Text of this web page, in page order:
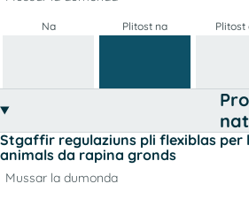
Na Plitost na Plitost
Stgaffir regulaziuns pli flexiblas per
animals da rapina gronds
Mussar la dumonda